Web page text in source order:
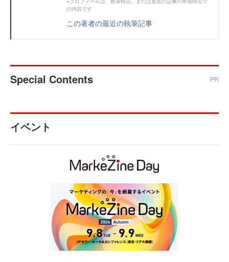
の内容です
この著者の最近の執筆記事
Special Contents PR
イベント